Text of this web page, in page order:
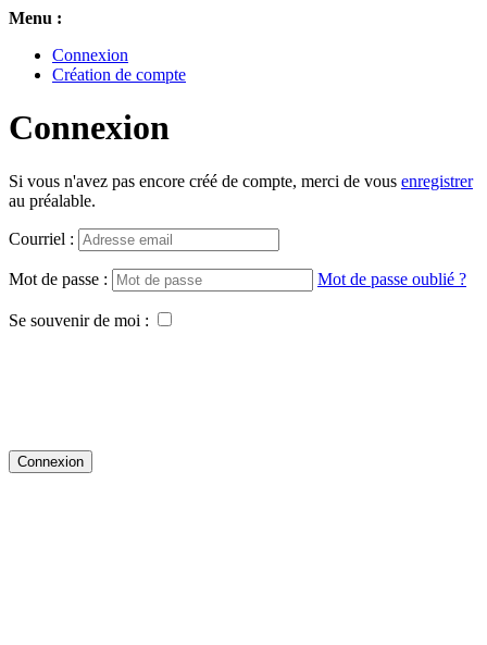
Menu :
Connexion
Création de compte
Connexion
Si vous n'avez pas encore créé de compte, merci de vous enregistrer
au préalable.
Courriel :
Mot de passe : Mot de passe oublié ?
Se souvenir de moi :
Connexion